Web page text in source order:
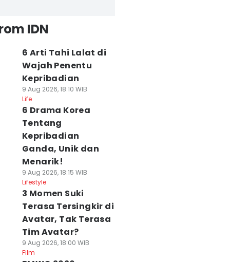
IDN
6 Arti Tahi Lalat di
Wajah Penentu
Kepribadian
9 Aug 2026, 18:10 WIB
Life
6 Drama Korea
Tentang
Kepribadian
Ganda, Unik dan
Menarik!
9 Aug 2026, 18:15 WIB
Lifestyle
3 Momen Suki
Terasa Tersingkir di
Avatar, Tak Terasa
Tim Avatar?
9 Aug 2026, 18:00 WIB
Film